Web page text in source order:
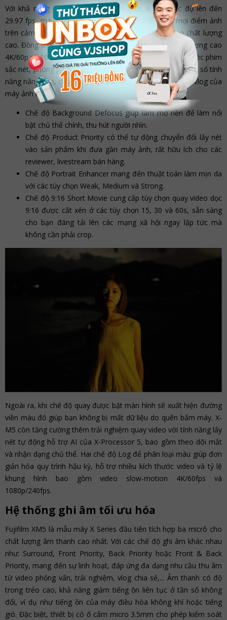
Với khả năng cung cấp video open-gate, 6.2K ở tốc độ lên đến
29.97 fps, máy ảnh Fujifilm X-M5 có thể triển khai mọi điểm ảnh
trên cảm biến tỷ lệ khung hình gốc 3:2 để tạo ra video chất lượng
cao. Đồng thời, máy ảnh cũng hỗ trợ quay video chất lượng cao
4K/60p và 1080/240p, cho phép dễ dàng tạo ra những thước phim
sắc nét, phong phú chi tiết. Cùng với đó, X-M5 còn có một số tính
năng nâng cao, cho phép dễ dàng truy cập trong chế độ Vlog của
máy ảnh như:
Chế độ Background Defocus giúp làm mờ nền để làm nổi
bật chủ thể chính, thu hút người nhìn.
Chế độ Product Priority có thể tự động chuyển đổi lấy nét
vào sản phẩm khi đưa gần máy ảnh, rất hữu ích cho các
reviewer, livestream bán hàng.
Chế độ Portrait Enhancer mang đến thuật toán làm mịn da
với các tùy chọn Weak, Medium và Strong.
Chế độ 9:16 Short Movie cung cấp tùy chọn quay video dọc
9:16 được cắt xén ở các tùy chọn 15, 30 và 60s, sẵn sàng
cho bạn đăng tải lên các mạng xã hội ngay lập tức mà
không cần phải crop.
Ngoài ra, khi chế độ quay được bật màn hình sẽ xuất hiện đường
viền màu đỏ giúp bạn không bị mất dữ liệu do quên bấm máy. X-
M5 còn tăng cường thêm trải nghiệm quay video với tính năng lấy
nét tự động hỗ trợ AI của X-Processor 5, bao gồm theo dõi mắt
và nhận dạng chủ thể. Hai chế độ Log để phân loại màu giúp đơn
giản hóa quy trình hậu kỳ, hỗ trợ nhiều kích thước video và tỷ lệ
khung hình bao gồm video slow-motion 4K/60fps và
1080p/240fps.
Hệ thống ghi âm tối ưu hóa
Fujifilm XM5 là mẫu máy X Series đầu tiên tích hợp ba micrô cho
chất lượng âm thanh cao nhất. Với các chế độ ghi âm khác nhau
như: Surround, Front Priority, Back Priority hoặc Front & Back
Priority, mang đến sự linh hoạt, đáp ứng đa dạng nhu cầu thu âm
từ video phỏng vấn, trải nghiệm, vlog chia sẻ,... Âm thanh có độ
trong trẻo cao, khả năng giảm tiếng ồn liên tục ở tần số không
đổi, ví dụ như tiếng ồn của máy điều hòa không khí hoặc tiếng
gió. Đặc biệt, thiết bị có ổ cắm micro 3.5mm cho phép kiểm soát